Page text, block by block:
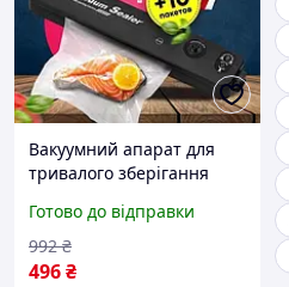
Вакуумний апарат для
тривалого зберігання
пакувальник від мережі,
PHN Готово до відправки
Готово до відправки
496₴
992 ₴